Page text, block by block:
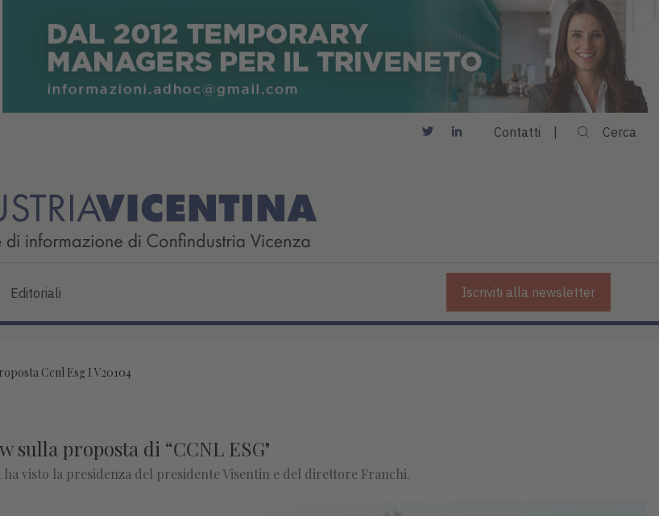
Contatti Cerca
Editoriali Iscriviti alla newsletter
Ccnl Esg I V20104
sulla proposta di “CCNL ESG"
visto la presidenza del presidente Visentin e del direttore Franchi.